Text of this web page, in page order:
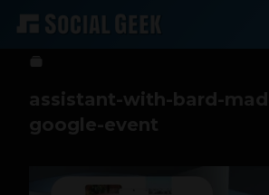
Sergio Ramos 4 de octubre de 2023
assistant-with-bard-
google-event